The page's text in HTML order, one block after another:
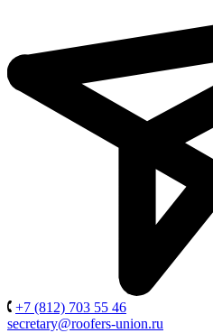
+7 (812) 703 55 46
secretary@roofers-union.ru